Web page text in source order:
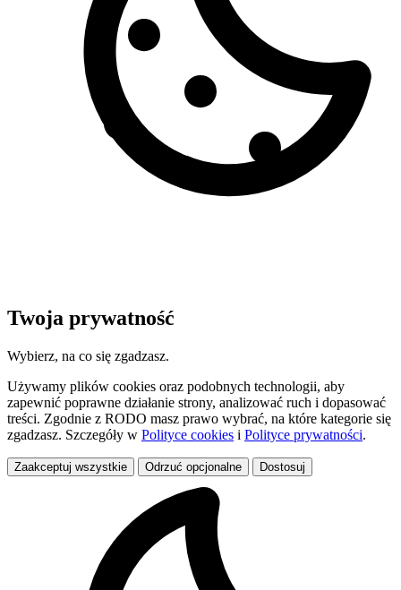
Twoja prywatność
Wybierz, na co się zgadzasz.
Używamy plików cookies oraz podobnych technologii, aby
zapewnić poprawne działanie strony, analizować ruch i dopasować
treści. Zgodnie z RODO masz prawo wybrać, na które kategorie się
zgadzasz. Szczegóły w Polityce cookies i Polityce prywatności.
Zaakceptuj wszystkie Odrzuć opcjonalne Dostosuj